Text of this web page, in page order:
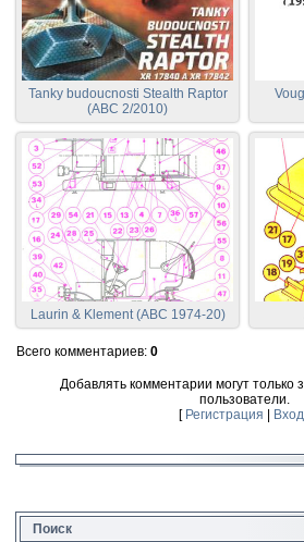
Tanky budoucnosti Stealth Raptor
(ABC 2/2010)
Laurin & Klement (ABC 1974-20)
Всего комментариев: 0
Добавлять комментарии могут только
пользователи.
[ Регистрация Вход
Поиск